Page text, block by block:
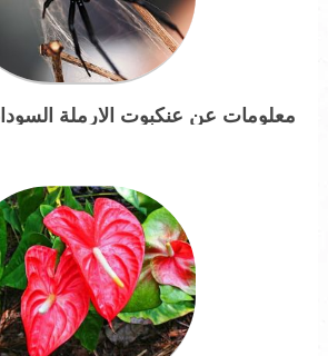
معلومات عن عنكبوت الارملة